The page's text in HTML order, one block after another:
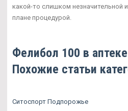
какой-то слишком незначительной
плане процедурой.
Фелибол 100 в
Похожие статьи
Ситоспорт Подпорожье